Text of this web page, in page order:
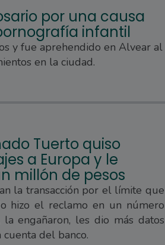
por una causa
infantil
y fue aprehendido en Alvear al
en la ciudad.
Tuerto quiso
a Europa y le
millón de pesos
la transacción por el límite que
hizo el reclamo en un número
engañaron, les dio más datos
del banco.